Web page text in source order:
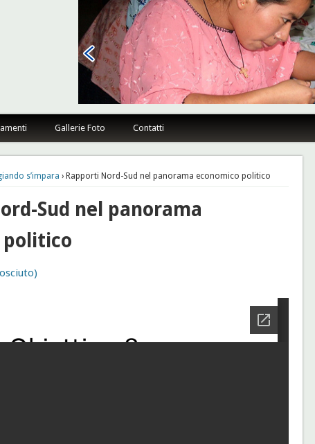
Gallerie Foto Contatti
s’impara › Rapporti Nord-Sud nel panorama economico politico
Sud nel panorama
politico